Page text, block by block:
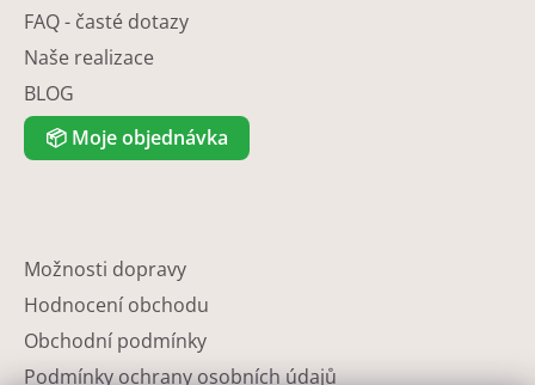
FAQ - časté dotazy
Naše realizace
BLOG
📦 Moje objednávka
Možnosti dopravy
Hodnocení obchodu
Obchodní podmínky
Podmínky ochrany osobních údajů